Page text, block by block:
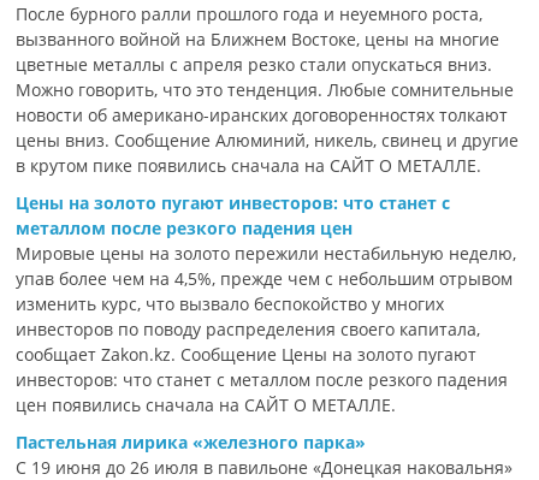
После бурного ралли прошлого года и неуемного роста,
вызванного войной на Ближнем Востоке, цены на многие
цветные металлы с апреля резко стали опускаться вниз.
Можно говорить, что это тенденция. Любые сомнительные
новости об американо-иранских договоренностях толкают
цены вниз. Сообщение Алюминий, никель, свинец и другие
в крутом пике появились сначала на САЙТ О МЕТАЛЛЕ.
Цены на золото пугают инвесторов: что станет с
металлом после резкого падения цен
Мировые цены на золото пережили нестабильную неделю,
упав более чем на 4,5%, прежде чем с небольшим отрывом
изменить курс, что вызвало беспокойство у многих
инвесторов по поводу распределения своего капитала,
сообщает Zakon.kz. Сообщение Цены на золото пугают
инвесторов: что станет с металлом после резкого падения
цен появились сначала на САЙТ О МЕТАЛЛЕ.
Пастельная лирика «железного парка»
С 19 июня до 26 июля в павильоне «Донецкая наковальня»